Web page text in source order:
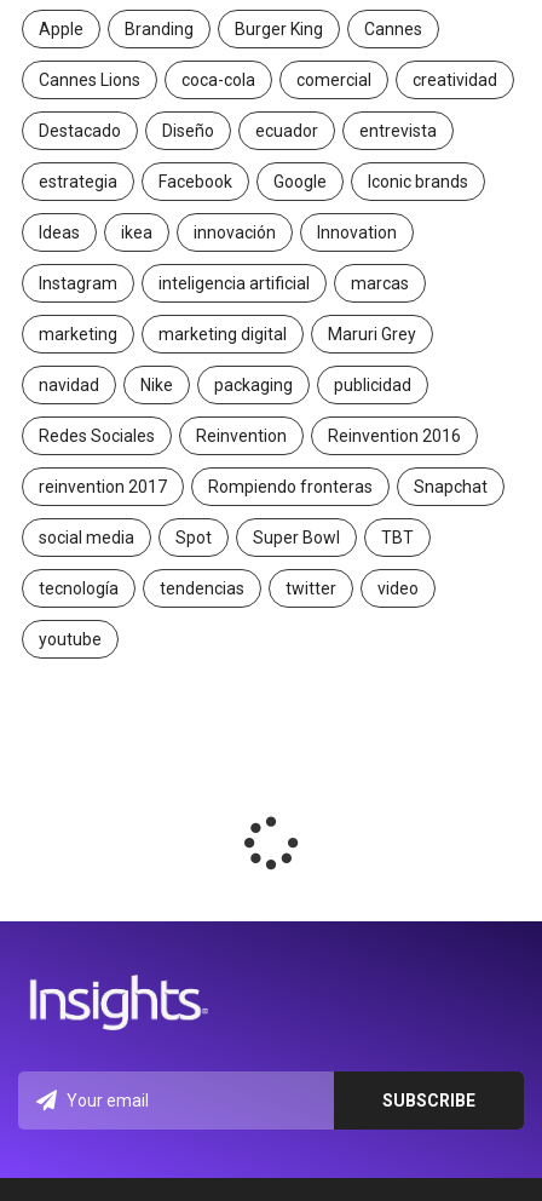
Apple Branding Burger King Cannes
Cannes Lions coca-cola comercial creatividad
Destacado Diseño ecuador entrevista
estrategia Facebook Google Iconic brands
Ideas ikea innovación Innovation
Instagram inteligencia artificial marcas
marketing marketing digital Maruri Grey
navidad Nike packaging publicidad
Redes Sociales Reinvention Reinvention 2016
reinvention 2017 Rompiendo fronteras Snapchat
social media Spot Super Bowl TBT
tecnología tendencias twitter video
youtube